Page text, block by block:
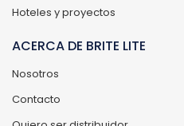
Hoteles y proyectos
ACERCA DE BRITE LITE
Nosotros
Contacto